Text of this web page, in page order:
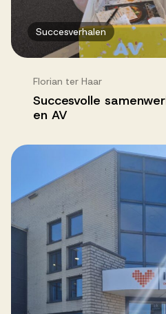
Succesverhalen
Florian ter Haar
Succesvolle
en AV